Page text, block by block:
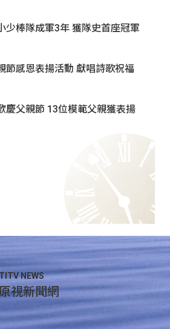
少棒隊成軍3年 獲隊史首座冠軍
節感恩表揚活動 獻唱詩歌祝福
慶父親節 13位模範父親獲表揚
NEWS
視新聞網